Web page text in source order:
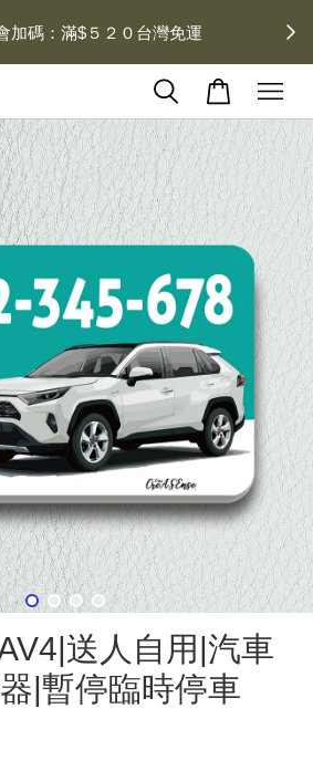
加碼：滿$５２０台灣免運
送人自用|汽車
|暫停臨時停車